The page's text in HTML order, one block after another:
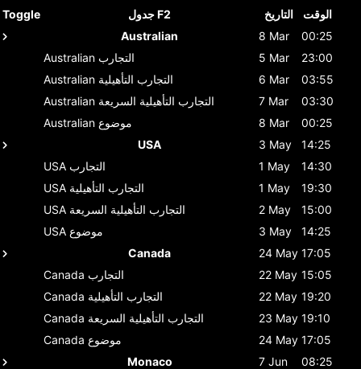
Toggle جدول F2 التاريخ
الوقت
Australian
8 Mar
00:25
Australian التجارب 5 Mar
23:00
Australian التجارب التأهيلية 6 Mar
03:55
Australian التجارب التأهيلية السريعة 7 Mar
03:30
Australian موضوع 8 Mar
00:25
USA
3 May
14:25
USA التجارب 1 May
14:30
USA التجارب التأهيلية 1 May
19:30
USA التجارب التأهيلية السريعة 2 May
15:00
USA موضوع 3 May
14:25
Canada
24 May 17:05
Canada التجارب 22 May 15:05
Canada التجارب التأهيلية 22 May 19:20
Canada التجارب التأهيلية السريعة 23 May 19:10
Canada موضوع 24 May 17:05
Monaco
7 Jun
08:25